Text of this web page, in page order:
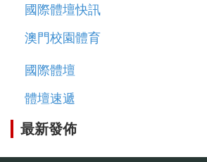
國際體壇快訊
澳門校園體育
國際體壇
體壇速遞
最新發佈